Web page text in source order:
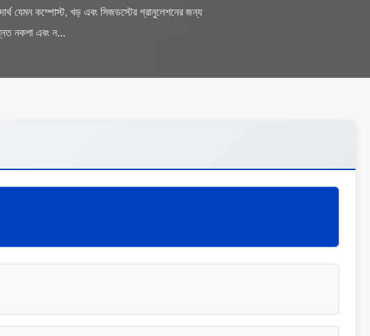
পদার্থ যেমন কম্পোস্ট, খড় এবং সিজডস্টের গ্রানুলেশনের জন্য